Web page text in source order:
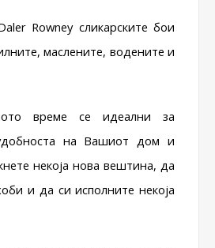
Rowney сликарските бои
маслените, водените и
време се идеални за
на Вашиот дом и
некоја нова вештина, да
и да си исполните некоја